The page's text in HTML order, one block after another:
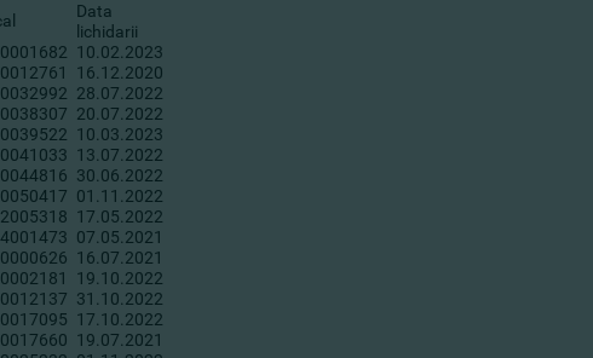
Data
lichidarii
10.02.2023
16.12.2020
28.07.2022
20.07.2022
10.03.2023
13.07.2022
30.06.2022
01.11.2022
17.05.2022
07.05.2021
16.07.2021
19.10.2022
31.10.2022
17.10.2022
19.07.2021